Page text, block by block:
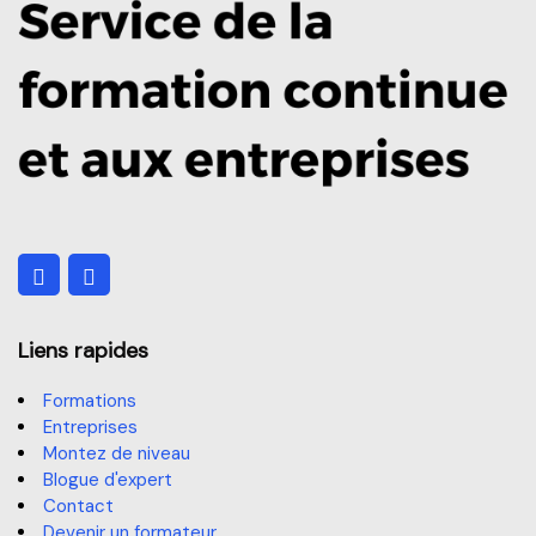
Liens rapides
Formations
Entreprises
Montez de niveau
Blogue d'expert
Contact